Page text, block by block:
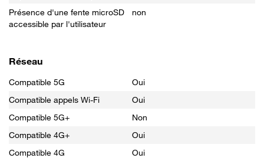
Présence d'une fente microSD
accessible par l'utilisateur
non
Réseau
Compatible 5G
Oui
Compatible appels Wi-Fi
Oui
Compatible 5G+
Non
Compatible 4G+
Oui
Compatible 4G
Oui